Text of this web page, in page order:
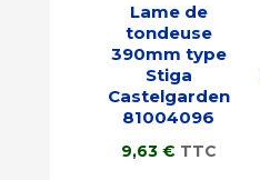
Lame de
tondeuse
390mm type
Stiga
Castelgarden
81004096
9,63 € TTC